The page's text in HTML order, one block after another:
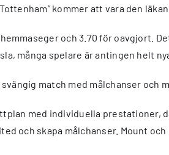
kommer att vara den
och 3.70 för oavgjort.
många spelare är antingen helt
match med målchanser och
med individuella prestationer,
och skapa målchanser. Mount